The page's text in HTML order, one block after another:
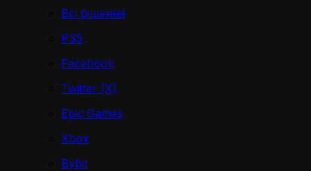
Всі рішення
PS5
Facebook
Twitter (X)
Epic Games
Xbox
Bybit